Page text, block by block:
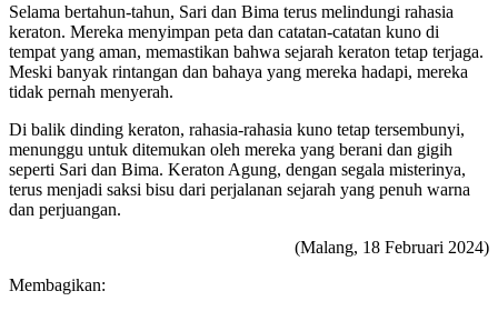
Selama bertahun-tahun, Sari dan Bima terus melindungi rahasia
keraton. Mereka menyimpan peta dan catatan-catatan kuno di
tempat yang aman, memastikan bahwa sejarah keraton tetap terjaga.
Meski banyak rintangan dan bahaya yang mereka hadapi, mereka
tidak pernah menyerah.
Di balik dinding keraton, rahasia-rahasia kuno tetap tersembunyi,
menunggu untuk ditemukan oleh mereka yang berani dan gigih
seperti Sari dan Bima. Keraton Agung, dengan segala misterinya,
terus menjadi saksi bisu dari perjalanan sejarah yang penuh warna
dan perjuangan.
(Malang, 18 Februari 2024)
Membagikan: